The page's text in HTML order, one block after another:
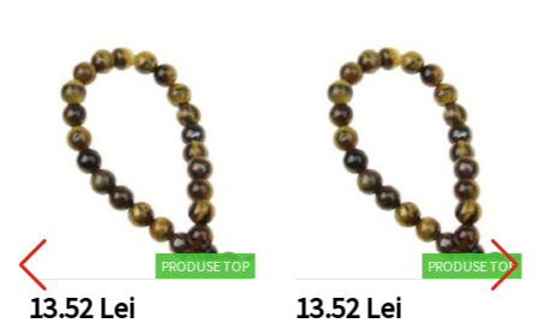
PRODUSE TOP
13.52 Lei
PRODUSE TOP
13.52 Lei